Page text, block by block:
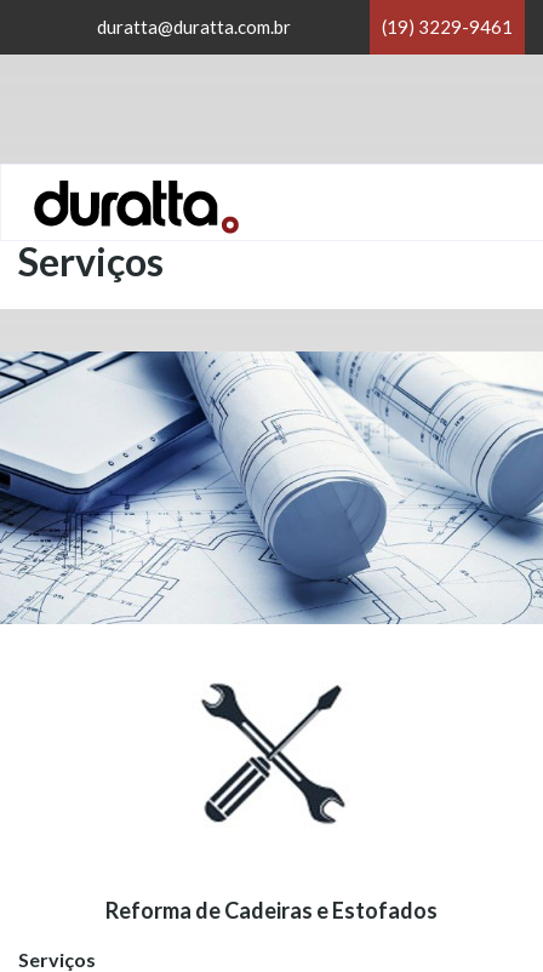
duratta@duratta.com.br (19) 3229-9461
Home /Serviços
Serviços
Reforma de Cadeiras e Estofados
Serviços